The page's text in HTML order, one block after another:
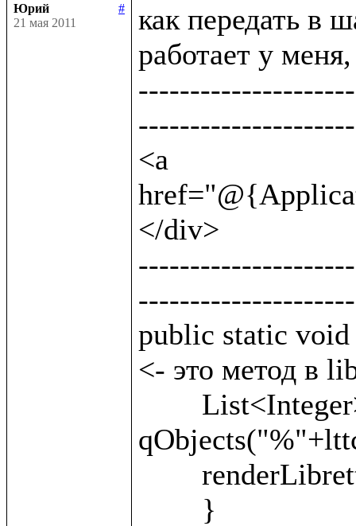
Юрий
#
21 мая 2011
как передать в
работает у
<a
</div>
public static
<- это метод в